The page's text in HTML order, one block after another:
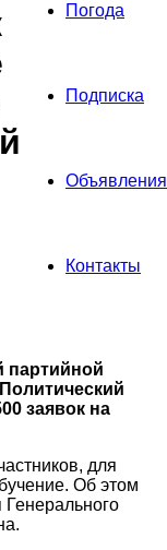
Погода
Подписка
Объявления
Контакты
партийной
заявок на
для
Об этом
Генерального